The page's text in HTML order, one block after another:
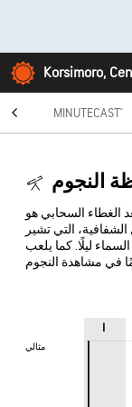
Korsimoro,
MINUTECAST®
النجوم
الغطاء السحابي هو
التي تشير
ليلًا. كما يلعب
مثالي
ا
مثالي